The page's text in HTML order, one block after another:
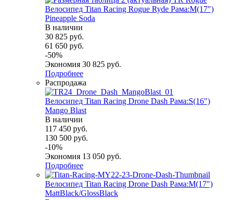
Велосипед Titan Racing Rogue Ryde Рама:M(17")
Pineapple Soda
В наличии
30 825 руб.
61 650 руб.
-50%
Экономия 30 825 руб.
Подробнее
Распродажа
Велосипед Titan Racing Drone Dash Рама:S(16")
Mango Blast
В наличии
117 450 руб.
130 500 руб.
-10%
Экономия 13 050 руб.
Подробнее
Велосипед Titan Racing Drone Dash Рама:M(17")
MattBlack/GlossBlack